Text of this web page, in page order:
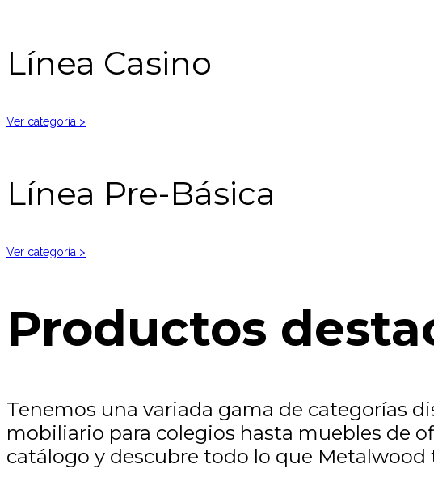
Línea Casino
Ver categoría >
Línea Pre-Básica
Ver categoría >
Productos
Tenemos una variada gama de categorías
mobiliario para colegios hasta muebles de
catálogo y descubre todo lo que Metalwood